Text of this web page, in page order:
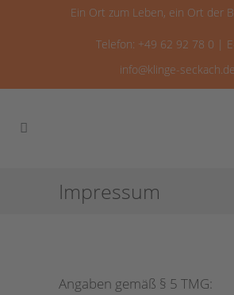
Ein Ort zum Leben, ein Ort der
Telefon: +49 62 92 78 0 |
info@klinge-seckach.de
Impressum
Angaben gemäß § 5 TMG: